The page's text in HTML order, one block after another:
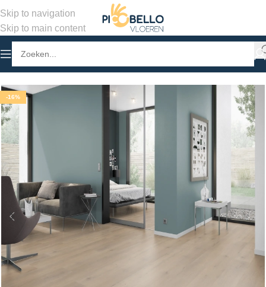
Skip to navigation
Skip to main content
Home/Winkel
-16%